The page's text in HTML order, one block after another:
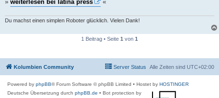
» weiterlesen bei latina press «
Du machst einen simplen Roboter glücklich. Vielen Dank!
1 Beitrag • Seite 1 von 1
Kolumbien Community Alle Zeiten sind UTC+02:00
Server Status
Powered by phpBB® Forum Software © phpBB Limited • Hostet by HOSTINGER
Deutsche Übersetzung durch phpBB.de • Bot protection by